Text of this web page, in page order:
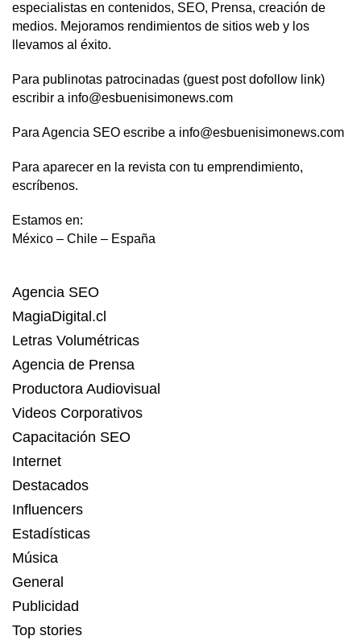
especialistas en contenidos, SEO, Prensa, creación de
medios. Mejoramos rendimientos de sitios web y los
llevamos al éxito.
Para publinotas patrocinadas (guest post dofollow link)
escribir a info@esbuenisimonews.com
Para Agencia SEO escribe a info@esbuenisimonews.com
Para aparecer en la revista con tu emprendimiento,
escríbenos.
Estamos en:
México – Chile – España
Agencia SEO
MagiaDigital.cl
Letras Volumétricas
Agencia de Prensa
Productora Audiovisual
Videos Corporativos
Capacitación SEO
Internet
Destacados
Influencers
Estadísticas
Música
General
Publicidad
Top stories